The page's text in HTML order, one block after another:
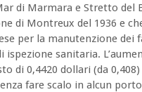
di Marmara e Stretto del
di Montreux del 1936 e
per la manutenzione dei
sanitaria.
di 0,4420 dollari (da
fare scalo in alcun